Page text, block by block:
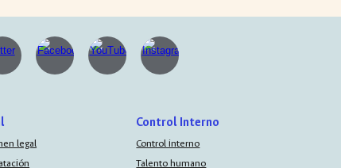
legal
Control Interno
Control interno
Talento humano